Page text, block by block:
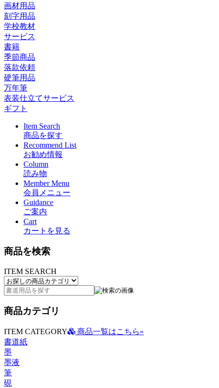
画材用品
刻字用品
学校教材
サービス
書籍
季節商品
落款依頼
硬筆用品
万年筆
表装仕立てサービス
ギフト
Item Search
商品を探す
Recommend List
お勧め情報
Column
読み物
Member Menu
会員メニュー
Guidance
ご案内
Cart
カートを見る
商品を検索
ITEM SEARCH
商品カテゴリ
ITEM CATEGORY
商品一覧はこちら»
書道紙
墨
墨液
筆
硯